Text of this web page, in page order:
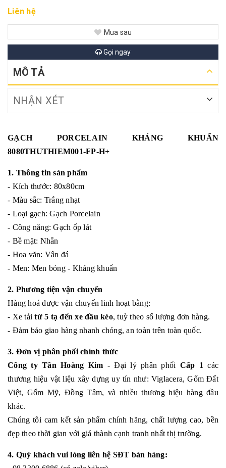
Liên hệ
Mua sau
Gọi ngay
MÔ TẢ
NHẬN XÉT
GẠCH PORCELAIN KHÁNG KHUẨN
8080THUTHIEM001-FP-H+
1. Thông tin sản phẩm
- Kích thước: 80x80cm
- Màu sắc: Trắng nhạt
- Loại gạch: Gạch Porcelain
- Công năng: Gạch ốp lát
- Bề mặt: Nhẵn
- Hoa văn: Vân đá
- Men: Men bóng - Kháng khuẩn
2. Phương tiện vận chuyển
Hàng hoá được vận chuyển linh hoạt bằng:
- Xe tảitừ 5 tạ đến xe đầu kéo, tuỳ theo số lượng đơn hàng.
- Đảm bảo giao hàng nhanh chóng, an toàn trên toàn quốc.
3. Đơn vị phân phối chính thức
Công ty Tân Hoàng Kim - Đại lý phân phối Cấp 1 các
thương hiệu vật liệu xây dựng uy tín như: Viglacera, Gốm Đất
Việt, Gốm Mỹ, Đồng Tâm, và nhiều thương hiệu hàng đầu
khác.
Chúng tôi cam kết sản phẩm chính hãng, chất lượng cao, bền
đẹp theo thời gian với giá thành cạnh tranh nhất thị trường.
4. Quý khách vui lòng liên hệ SĐT bán hàng: